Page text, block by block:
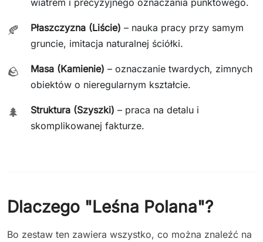
🍂 Płaszczyzna (Liście) – nauka pracy przy samym
gruncie, imitacja naturalnej ściółki.
🪨 Masa (Kamienie) – oznaczanie twardych, zimnych
obiektów o nieregularnym kształcie.
🌲 Struktura (Szyszki) – praca na detalu i
skomplikowanej fakturze.
Dlaczego "Leśna Polana"?
Bo zestaw ten zawiera wszystko, co można znaleźć na